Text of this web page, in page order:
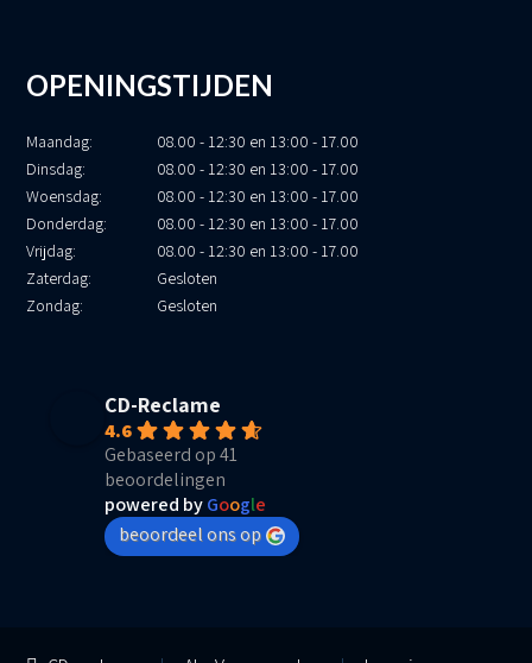
OPENINGSTIJDEN
Maandag:
08.00 - 12:30 en 13:00 - 17.00
Dinsdag:
08.00 - 12:30 en 13:00 - 17.00
Woensdag:
08.00 - 12:30 en 13:00 - 17.00
Donderdag:
08.00 - 12:30 en 13:00 - 17.00
Vrijdag:
08.00 - 12:30 en 13:00 - 17.00
Zaterdag:
Gesloten
Zondag:
Gesloten
CD-Reclame
4.6
Gebaseerd op 41
beoordelingen
powered byGoogle
beoordeel ons op